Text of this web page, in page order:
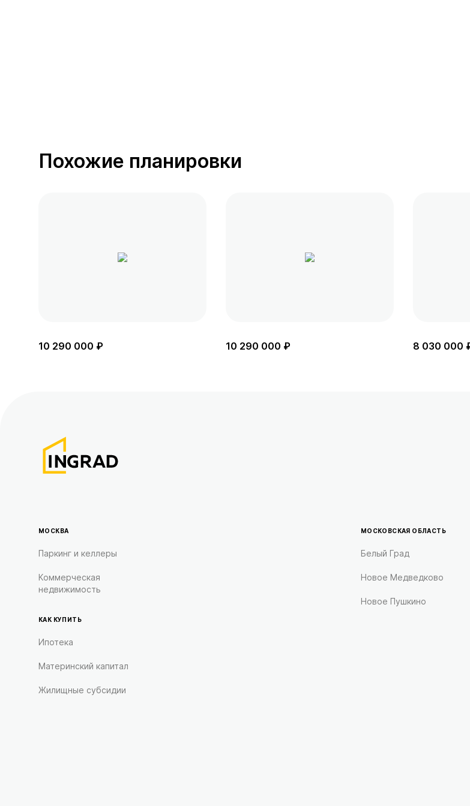
Похожие планировки
10 290 000 ₽ 10 290 000 ₽ 8 030 000
МОСКВА
Паркинг и келлеры
Коммерческая
недвижимость
КАК КУПИТЬ
Ипотека
Материнский капитал
Жилищные субсидии
МОСКОВСКАЯ ОБЛАСТЬ
Белый Град
Новое Медведково
Новое Пушкино